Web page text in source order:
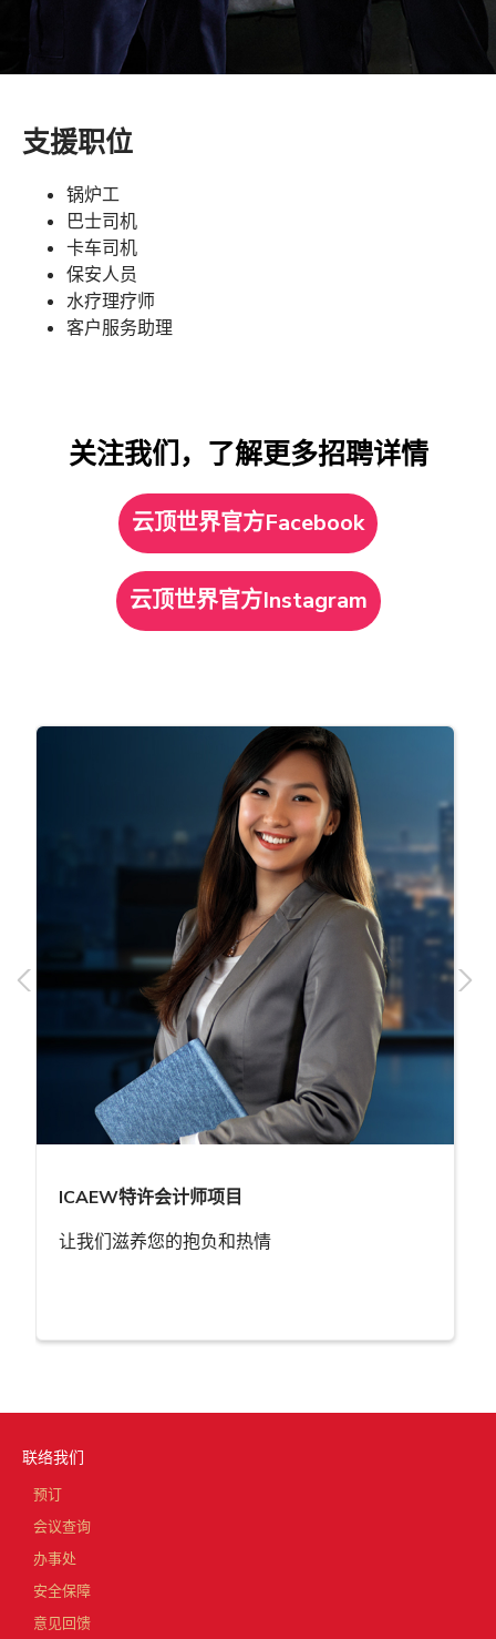
支援职位
锅炉工
巴士司机
卡车司机
保安人员
水疗理疗师
客户服务助理
关注我们，了解更多招聘详情
云顶世界官方Facebook
云顶世界官方Instagram
ICAEW特许会计师项目
让我们滋养您的抱负和热情
联络我们
预订
会议查询
办事处
安全保障
意见回馈